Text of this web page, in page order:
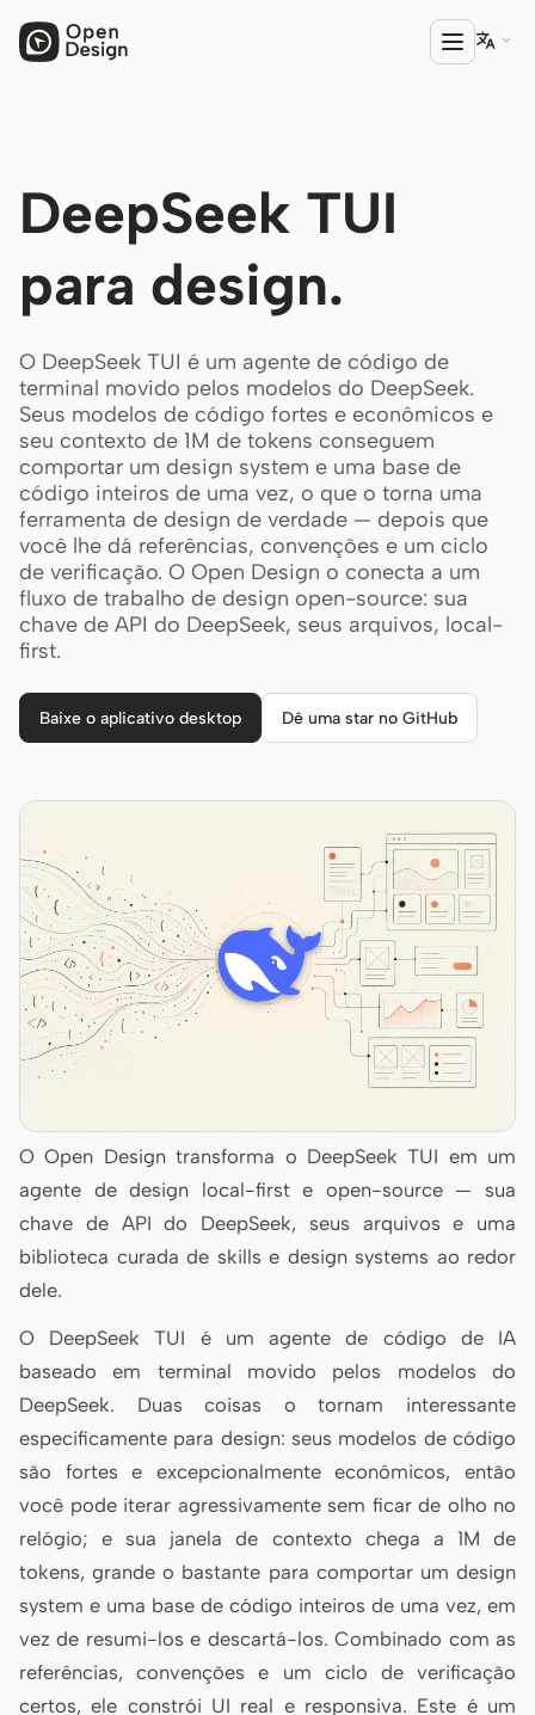
Open Design
HTML Anything
HTML Video
Open Design Plugin
AGENTE
Codex
Cursor Agent
Claude Code
OpenCode
Kimi CLI
DeepSeek TUI
Trae CLI
Aider
DeepSeek Reasonix
Hermes
Kiro CLI
Mistral Vibe CLI
CASOS DE USO
Protótipo Painel

DeepSeek TUI
para design.
O DeepSeek TUI é um agente de código de
terminal movido pelos modelos do DeepSeek.
Seus modelos de código fortes e econômicos e
seu contexto de 1M de tokens conseguem
comportar um design system e uma base de
código inteiros de uma vez, o que o torna uma
ferramenta de design de verdade — depois que
você lhe dá referências, convenções e um ciclo
de verificação. O Open Design o conecta a um
fluxo de trabalho de design open-source: sua
chave de API do DeepSeek, seus arquivos, local-
first.
Baixe o aplicativo desktop Dê uma star no GitHub
O Open Design transforma o DeepSeek TUI em um
agente de design local-first e open-source — sua
chave de API do DeepSeek, seus arquivos e uma
biblioteca curada de skills e design systems ao redor
dele.
O DeepSeek TUI é um agente de código de IA
baseado em terminal movido pelos modelos do
DeepSeek. Duas coisas o tornam interessante
especificamente para design: seus modelos de código
são fortes e excepcionalmente econômicos, então
você pode iterar agressivamente sem ficar de olho no
relógio; e sua janela de contexto chega a 1M de
tokens, grande o bastante para comportar um design
system e uma base de código inteiros de uma vez, em
vez de resumi-los e descartá-los. Combinado com as
referências, convenções e um ciclo de verificação
certos, ele constrói UI real e responsiva. Este é um